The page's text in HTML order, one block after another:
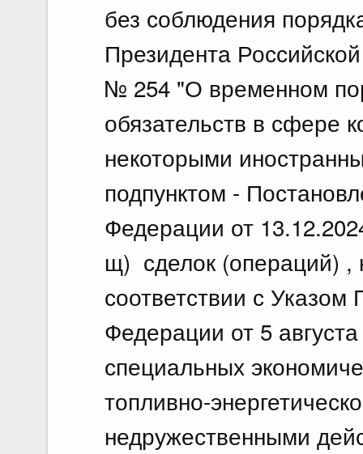
без соблюдения
Президента
№ 254 "О временном
обязательств в сфере
некоторыми
подпунктом -
Федерации от
щ) сделок (операций) ,
соответствии с Указом
Федерации от 5
специальных
топливно-
недружественными